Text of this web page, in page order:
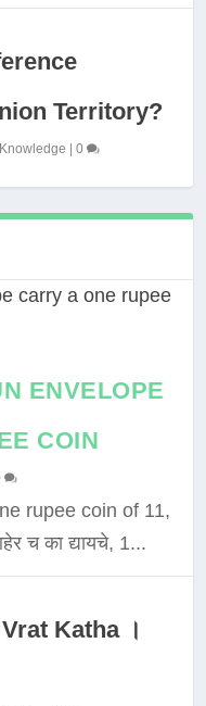
Territory?
Knowledge |0
ENVELOPE
COIN
rupee coin of 11,
च का द्यायचे, 1...
Katha ।